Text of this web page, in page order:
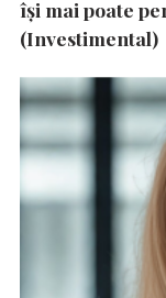
își mai poate
(Investimental)